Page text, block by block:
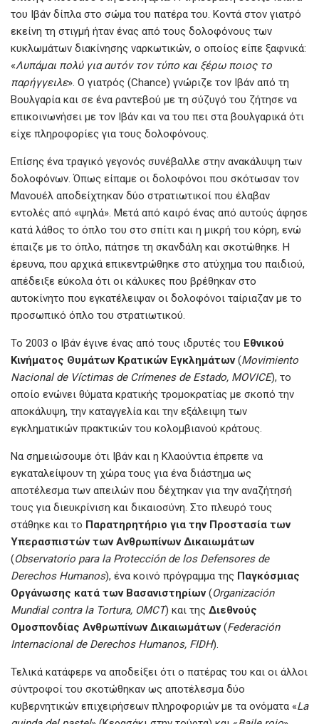
του Ιβάν δίπλα στο σώμα του πατέρα του. Κοντά στον γιατρό
εκείνη τη στιγμή ήταν ένας από τους δολοφόνους των
κυκλωμάτων διακίνησης ναρκωτικών, ο οποίος είπε ξαφνικά:
«Λυπάμαι πολύ γιααυτόν τον τύπο και ξέρω ποιος το
παρήγγειλε». Ο γιατρός (Chance) γνώριζε τον Ιβάν από τη
Βουλγαρία και σε ένα ραντεβού με τη σύζυγό του ζήτησε να
επικοινωνήσει με τον Ιβάν και να του πει στα βουλγαρικά ότι
είχε πληροφορίες για τους δολοφόνους.
Επίσης ένα τραγικό γεγονός συνέβαλλε στην ανακάλυψη των
δολοφόνων. Όπως είπαμε οι δολοφόνοι που σκότωσαν τον
Μανουέλ αποδείχτηκαν δύο στρατιωτικοί που έλαβαν
εντολές από «ψηλά». Μετά από καιρό ένας από αυτούς άφησε
κατά λάθος το όπλο του στο σπίτι και η μικρή του κόρη, ενώ
έπαιζε με το όπλο, πάτησε τη σκανδάλη και σκοτώθηκε. Η
έρευνα, που αρχικά επικεντρώθηκε στο ατύχημα του παιδιού,
απέδειξε εύκολα ότι οι κάλυκες που βρέθηκαν στο
αυτοκίνητο που εγκατέλειψαν οι δολοφόνοι ταίριαζαν με το
προσωπικό όπλο του στρατιωτικού.
Το 2003 ο Ιβάν έγινε ένας από τους ιδρυτές του Εθνικού
Κινήματος Θυμάτων Κρατικών Εγκλημάτων(Movimiento
Nacional de Víctimas de Crímenes de Estado, MOVICE), το
οποίο ενώνει θύματα κρατικής τρομοκρατίας με σκοπό την
αποκάλυψη, την καταγγελία και την εξάλειψη των
εγκληματικών πρακτικών του κολομβιανού κράτους.
Να σημειώσουμε ότι Ιβάν και η Κλαούντια έπρεπε να
εγκαταλείψουν τη χώρα τους για ένα διάστημα ως
αποτέλεσμα των απειλών που δέχτηκαν για την αναζήτησή
τους για διευκρίνιση και δικαιοσύνη. Στο πλευρό τους
στάθηκε και το Παρατηρητήριο για την Προστασία των
ΥπερασπιστώντωνΑνθρωπίνωνΔικαιωμάτων
(Observatorio para la Protección de los Defensores de
Derechos Humanos), ένα κοινό πρόγραμμα της Παγκόσμιας
Οργάνωσης κατά των Βασανιστηρίων(Organización
Mundial contra la Tortura, OMCT) και της Διεθνούς
Ομοσπονδίας ΑνθρωπίνωνΔικαιωμάτων(Federación
Internacional de Derechos Humanos, FIDH).
Τελικά κατάφερε να αποδείξει ότι ο πατέρας του και οι άλλοι
σύντροφοί του σκοτώθηκαν ως αποτέλεσμα δύο
κυβερνητικών επιχειρήσεων πληροφοριών με τα ονόματα «La